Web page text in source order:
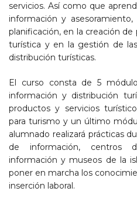
servicios. Así como que
información y
planificación, en la creación
turística y en la gestión de
distribución turísticas.
El curso consta de 5
información y distribución
productos y servicios
para turismo y un último
alumnado realizará prácticas
de información, centros
información y museos de la
poner en marcha los
inserción laboral.